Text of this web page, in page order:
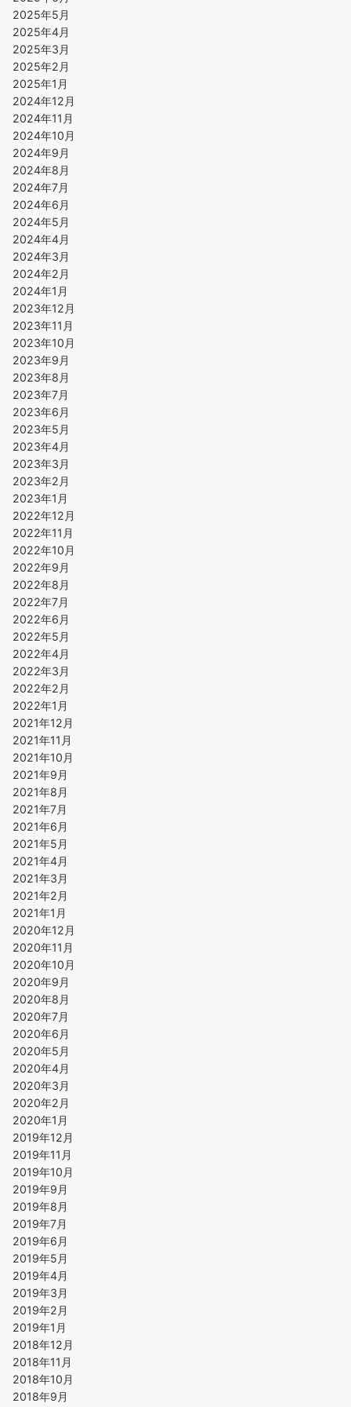
2025年5月
2025年4月
2025年3月
2025年2月
2025年1月
2024年12月
2024年11月
2024年10月
2024年9月
2024年8月
2024年7月
2024年6月
2024年5月
2024年4月
2024年3月
2024年2月
2024年1月
2023年12月
2023年11月
2023年10月
2023年9月
2023年8月
2023年7月
2023年6月
2023年5月
2023年4月
2023年3月
2023年2月
2023年1月
2022年12月
2022年11月
2022年10月
2022年9月
2022年8月
2022年7月
2022年6月
2022年5月
2022年4月
2022年3月
2022年2月
2022年1月
2021年12月
2021年11月
2021年10月
2021年9月
2021年8月
2021年7月
2021年6月
2021年5月
2021年4月
2021年3月
2021年2月
2021年1月
2020年12月
2020年11月
2020年10月
2020年9月
2020年8月
2020年7月
2020年6月
2020年5月
2020年4月
2020年3月
2020年2月
2020年1月
2019年12月
2019年11月
2019年10月
2019年9月
2019年8月
2019年7月
2019年6月
2019年5月
2019年4月
2019年3月
2019年2月
2019年1月
2018年12月
2018年11月
2018年10月
2018年9月